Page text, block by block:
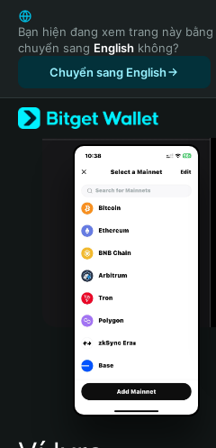
English
日本語
Tiếng Việt
Русский
Español (Latinoamérica)
Türkçe
Italiano
Português (Portugal)
Bahasa Indonesia
Português (Brasil)
Español (Argentina)
Bạn hiện đang xem trang này bằng
chuyển sang English không?
Chuyển sang English